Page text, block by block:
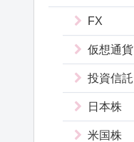
FX
仮想通貨
投資信託
日本株
米国株